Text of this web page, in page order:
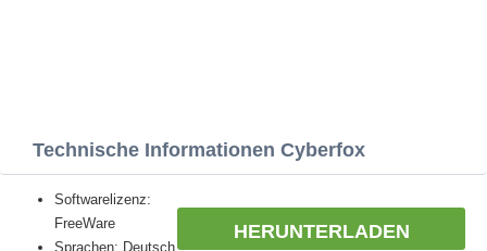
Technische Informationen Cyberfox
HERUNTERLADEN
Softwarelizenz:
FreeWare
Sprachen: Deutsch